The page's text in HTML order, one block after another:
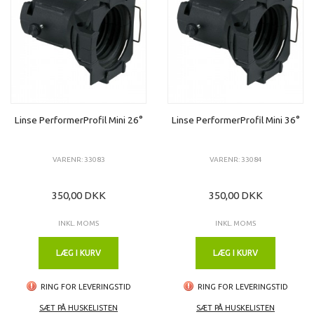
Linse PerformerProfil Mini 26°
VARENR: 33083
350,00 DKK
INKL. MOMS
LÆG I KURV
RING FOR LEVERINGSTID
SÆT PÅ HUSKELISTEN
Linse PerformerProfil Mini 36°
VARENR: 33084
350,00 DKK
INKL. MOMS
LÆG I KURV
RING FOR LEVERINGSTID
SÆT PÅ HUSKELISTEN